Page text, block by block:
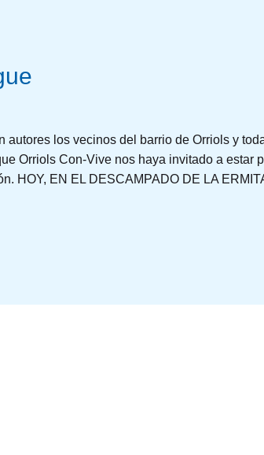
autores los vecinos del barrio de Orriols y
Orriols Con-Vive nos haya invitado a estar
HOY, EN EL DESCAMPADO DE LA